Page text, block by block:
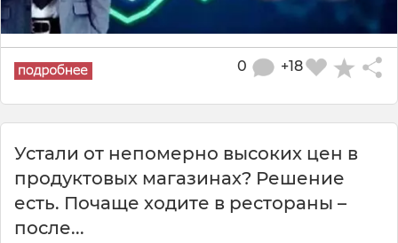
+18
0
Устали от непомерно высоких цен в
продуктовых магазинах? Решение
есть. Почаще ходите в рестораны –
после...